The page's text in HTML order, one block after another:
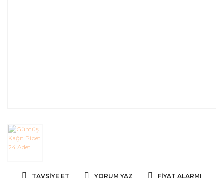
TAVSIYE ET YORUM YAZ FIYAT ALARMI